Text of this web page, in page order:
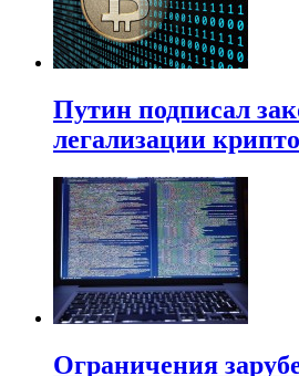
Путин подписал
легализации
Ограничения